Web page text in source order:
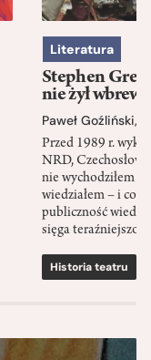
Literatura
Stephen
nie żył wbrew
Paweł Goźliński,
Przed 1989 r.
NRD,
nie wychodziłem
wiedziałem – i co
publiczność
sięga
Historia teatru